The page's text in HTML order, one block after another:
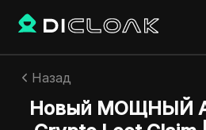
Назад
Новый МОЩНЫЙ